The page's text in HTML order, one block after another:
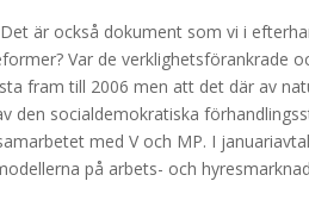
är också dokument som vi i
Var de verklighetsförankrade
fram till 2006 men att det där av
den socialdemokratiska
med V och MP. I
på arbets- och